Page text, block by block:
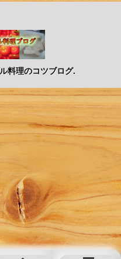
料理のコツブログ.